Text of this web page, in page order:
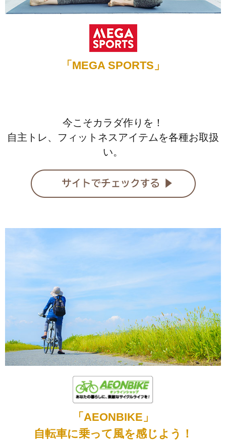
「MEGA SPORTS」
今こそカラダ作りを！
自主トレ、フィットネスアイテムを各種お取扱
い。
「AEONBIKE」
自転車に乗って風を感じよう！